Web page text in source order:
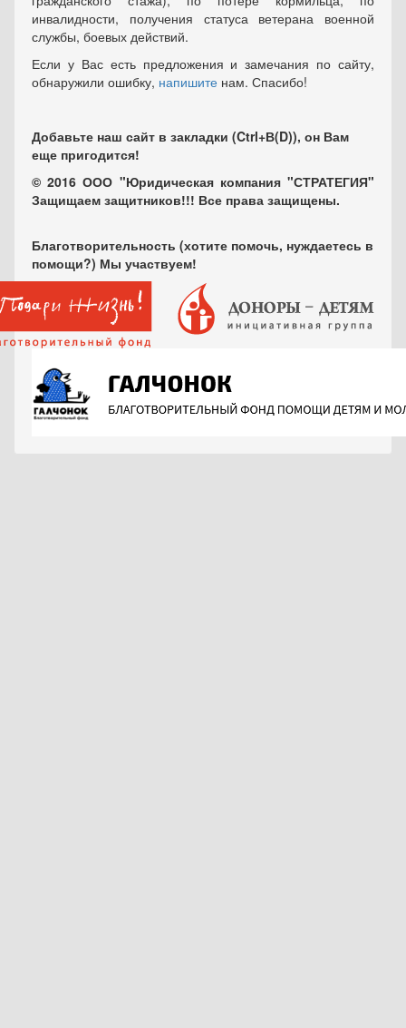
инвалидности, получения статуса ветерана военной
службы, боевых действий.
Если у Вас есть предложения и замечания по сайту,
обнаружили ошибку, напишите нам. Спасибо!
Добавьте наш сайт в закладки (Ctrl+В(D)), он Вам
еще пригодится!
© 2016 ООО "Юридическая компания "СТРАТЕГИЯ"
Защищаем защитников!!! Все права защищены.
Благотворительность (хотите помочь, нуждаетесь в
помощи?) Мы участвуем!